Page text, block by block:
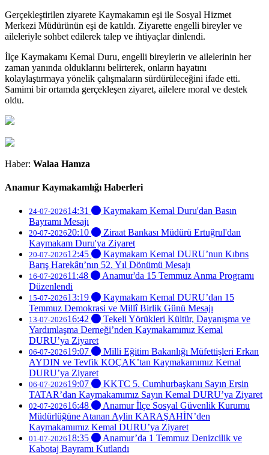
Gerçekleştirilen ziyarete Kaymakamın eşi ile Sosyal Hizmet
Merkezi Müdürünün eşi de katıldı. Ziyarette engelli bireyler ve
aileleriyle sohbet edilerek talep ve ihtiyaçlar dinlendi.
İlçe Kaymakamı Kemal Duru, engelli bireylerin ve ailelerinin her
zaman yanında olduklarını belirterek, onların hayatını
kolaylaştırmaya yönelik çalışmaların sürdürüleceğini ifade etti.
Samimi bir ortamda gerçekleşen ziyaret, ailelere moral ve destek
oldu.
Haber: Walaa Hamza
Anamur Kaymakamlığı Haberleri
24-07-202614:31
Kaymakam Kemal Duru'dan Basın
Bayramı Mesajı
20-07-202620:10
Ziraat Bankası Müdürü Ertuğrul'dan
Kaymakam Duru'ya Ziyaret
20-07-202612:45
Kaymakam Kemal DURU’nun Kıbrıs
Barış Harekâtı’nın 52. Yıl Dönümü Mesajı
16-07-202611:48
Anamur'da 15 Temmuz Anma Programı
Düzenlendi
15-07-202613:19
Kaymakam Kemal DURU’dan 15
Temmuz Demokrasi ve Millî Birlik Günü Mesajı
13-07-202616:42
Tekeli Yörükleri Kültür, Dayanışma ve
Yardımlaşma Derneği’nden Kaymakamımız Kemal
DURU’ya Ziyaret
06-07-202619:07
Milli Eğitim Bakanlığı Müfettişleri Erkan
AYDIN ve Tevfik KOÇAK’tan Kaymakamımız Kemal
DURU’ya Ziyaret
06-07-202619:07
KKTC 5. Cumhurbaşkanı Sayın Ersin
TATAR’dan Kaymakamımız Sayın Kemal DURU’ya Ziyaret
02-07-202616:48
Anamur İlçe Sosyal Güvenlik Kurumu
Müdürlüğüne Atanan Aylin KARAŞAHİN’den
Kaymakamımız Kemal DURU’ya Ziyaret
01-07-202618:35
Anamur’da 1 Temmuz Denizcilik ve
Kabotaj Bayramı Kutlandı